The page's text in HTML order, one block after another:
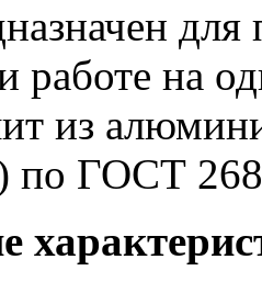
для
работе на
из
ГОСТ